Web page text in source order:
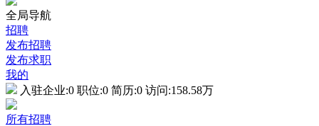
全局导航
招聘
发布招聘
发布求职
我的
入驻企业:0 职位:0 简历:0 访问:158.58万
所有招聘